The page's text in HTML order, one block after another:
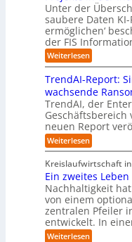
n
g
s
l
ö
s
u
n
g
e
n
r
i
e
a
u
t
o
m
a
t
i
s
i
e
r
u
n
g
u
s
i
n
s
s
E
c
o
s
y
s
t
e
m
o
n
w
ä
c
h
s
w
e
i
t
e
r
i
s
s
t
r
a
u
e
n
g
e
g
e
n
b
e
n
i
s
h
i
l
f
t
b
e
i
d
e
r
O
r
i
e
n
i
e
Unter der
saubere Daten
ermöglichen‘
der FIS
Weiterlesen:
I
n
d
u
s
t
r
i
a
l
A
I
i
n
S
A
P
:
TrendAI-Report:
wachsende
TrendAI, der
neuen Report
Weiterlesen:
T
r
e
n
d
A
-
R
e
Kreislaufwirtschaft
Ein zweites
Nachhaltigkeit
von einem
zentralen Pfeiler
entwickelt. In
Weiterlesen: